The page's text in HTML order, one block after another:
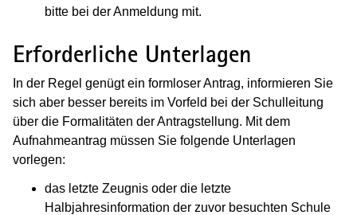
bitte bei der Anmeldung mit.
Erforderliche Unterlagen
In der Regel genügt ein formloser Antrag, informieren Sie
sich aber besser bereits im Vorfeld bei der Schulleitung
über die Formalitäten der Antragstellung. Mit dem
Aufnahmeantrag müssen Sie folgende Unterlagen
vorlegen:
das letzte Zeugnis oder die letzte
Halbjahresinformation der zuvor besuchten Schule